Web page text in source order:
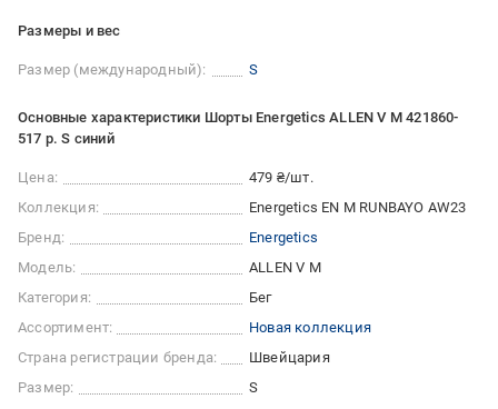
Размеры и вес
Размер (международный): S
Основные характеристики Шорты Energetics ALLEN V M 421860-
517 р. S синий
Цена:
479 ₴/шт.
Коллекция:
Energetics EN M RUNBAYO AW23
Бренд:
Energetics
Модель:
ALLEN V M
Категория:
Бег
Ассортимент:
Новая коллекция
Страна регистрации бренда:
Швейцария
Размер:
S